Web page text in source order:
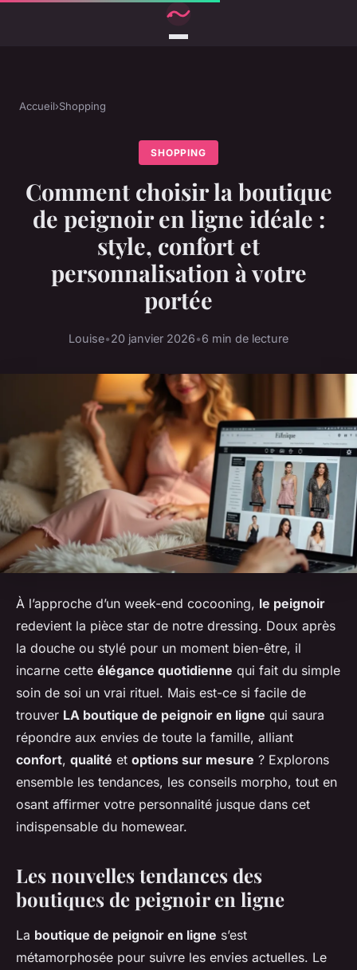
Accueil›Shopping
SHOPPING
Comment choisir la boutique
de peignoir en ligne idéale :
style, confort et
personnalisation à votre
portée
Louise•20 janvier 2026•6 min de lecture
À l’approche d’un week-end cocooning, le peignoir
redevient la pièce star de notre dressing. Doux après
la douche ou stylé pour un moment bien-être, il
incarne cette élégance quotidienne qui fait du simple
soin de soi un vrai rituel. Mais est-ce si facile de
trouver LA boutique de peignoir en ligne qui saura
répondre aux envies de toute la famille, alliant
confort, qualité et options sur mesure ? Explorons
ensemble les tendances, les conseils morpho, tout en
osant affirmer votre personnalité jusque dans cet
indispensable du homewear.
Les nouvelles tendances des
boutiques de peignoir en ligne
La boutique de peignoir en ligne s’est
métamorphosée pour suivre les envies actuelles. Le